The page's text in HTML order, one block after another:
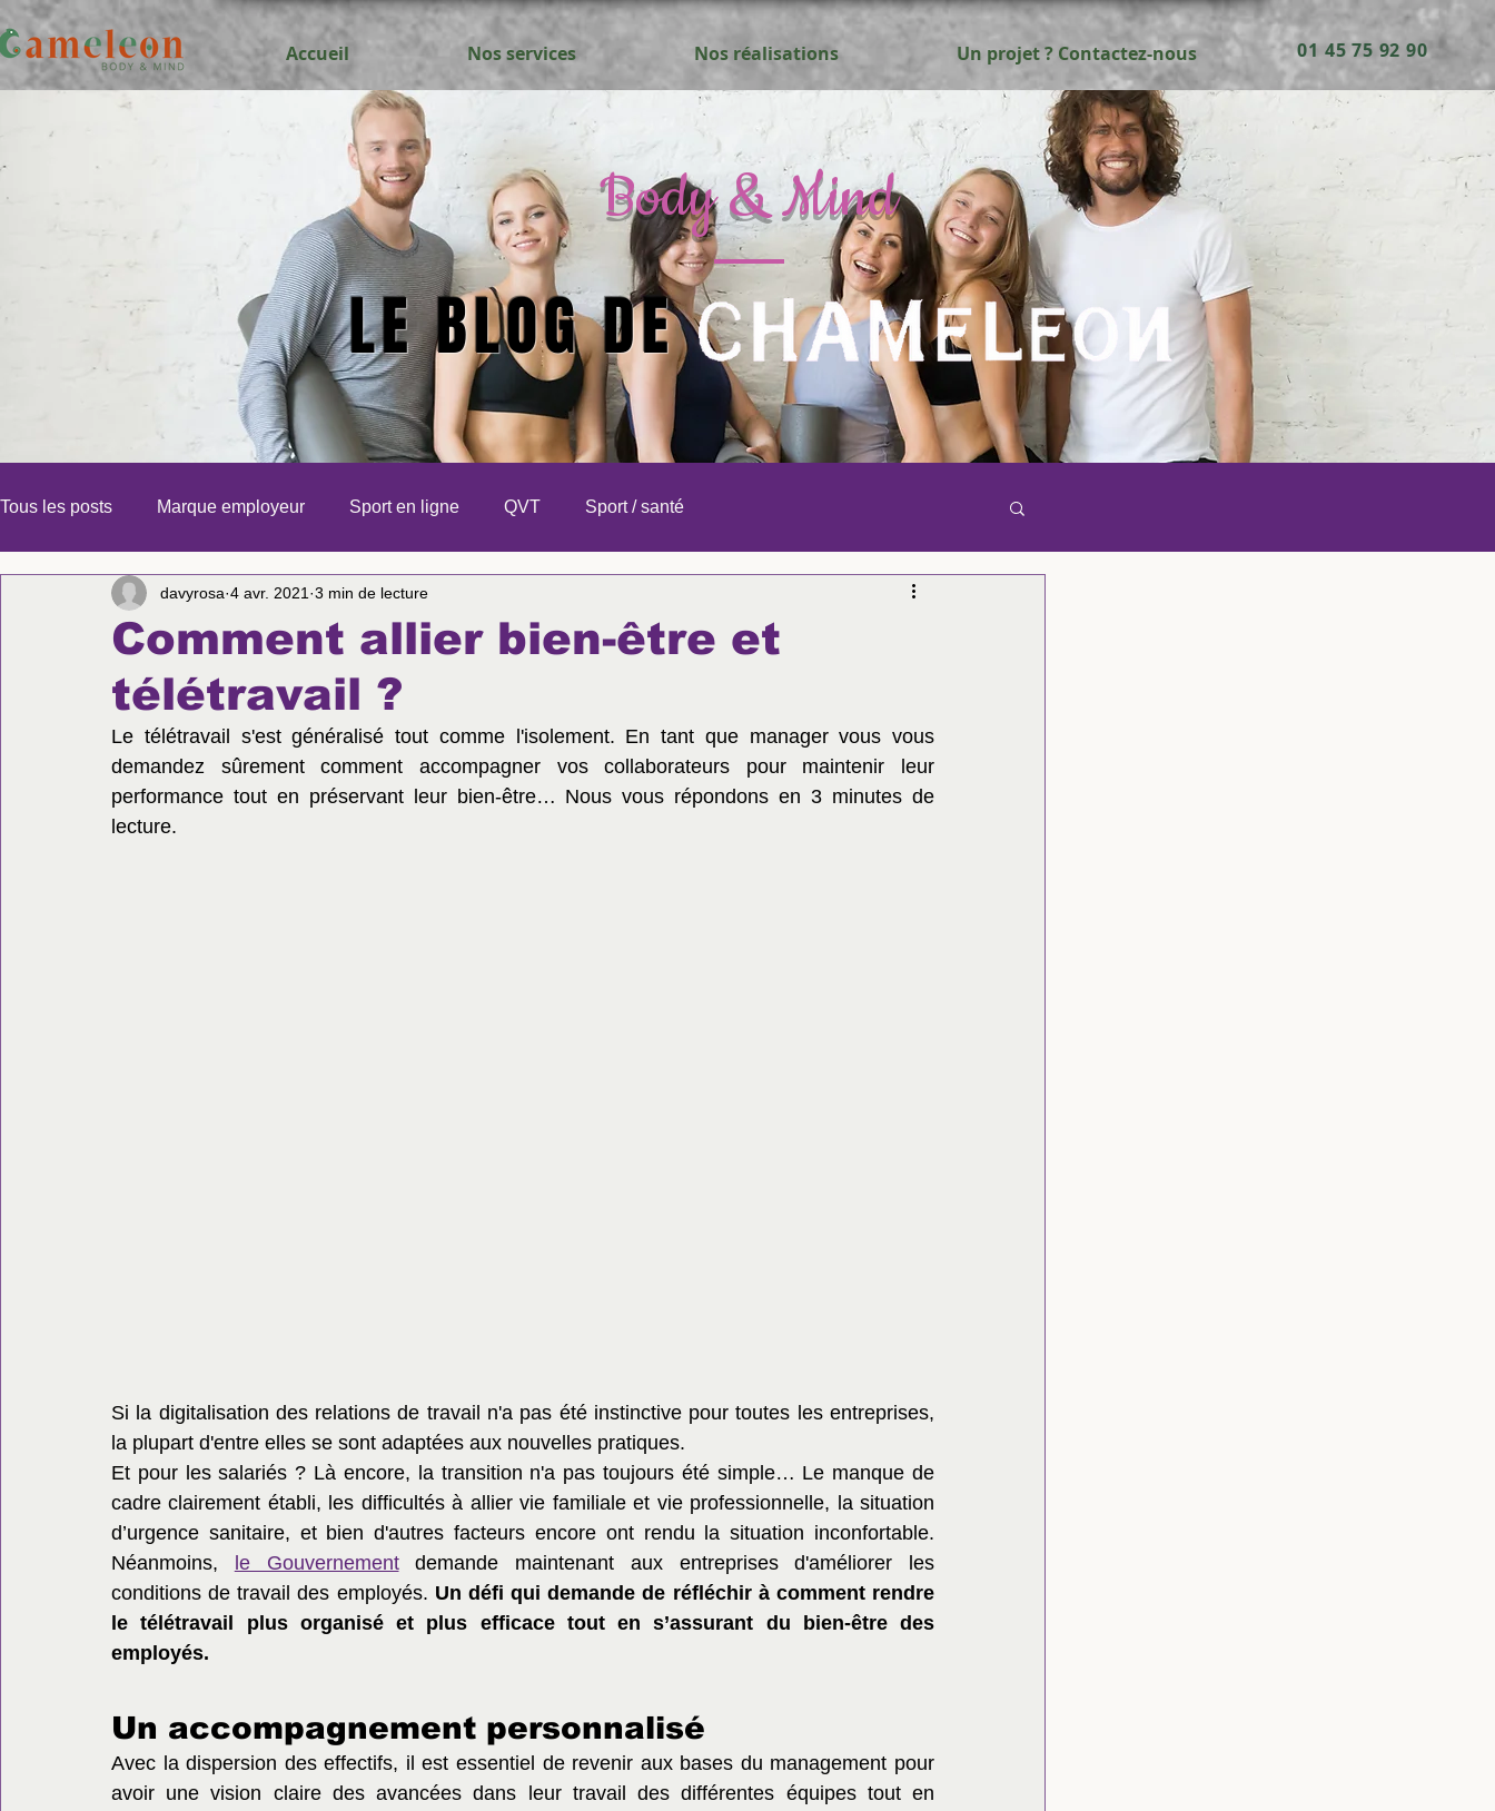
Accueil Nos services Nos réalisations Un projet ? Contactez-nous 01 45 75 92 90
Body & Mind
LE BLOG DE
Tous les posts Marque employeur Sport en ligne QVT Sport / santé
Comment allier bien-être et
télétravail ?
davyrosa 4 avr. 2021 3 min de lecture
Le télétravail s'est généralisé tout comme l'isolement. En tant que manager vous vous
demandez sûrement comment accompagner vos collaborateurs pour maintenir leur
performance tout en préservant leur bien-être… Nous vous répondons en 3 minutes de
lecture.
Si la digitalisation des relations de travail n'a pas été instinctive pour toutes les entreprises,
la plupart d'entre elles se sont adaptées aux nouvelles pratiques.
Et pour les salariés ? Là encore, la transition n'a pas toujours été simple… Le manque de
cadre clairement établi, les difficultés à allier vie familiale et vie professionnelle, la situation
d’urgence sanitaire, et bien d'autres facteurs encore ont rendu la situation inconfortable.
Néanmoins,
le Gouvernement demande maintenant aux entreprises d'améliorer les
conditions de travail des employés. Un défi qui demande de réfléchir à comment rendre
le télétravail plus organisé et plus efficace tout en s’assurant du bien-être des
employés.
Un accompagnement personnalisé
Avec la dispersion des effectifs, il est essentiel de revenir aux bases du management pour
avoir une vision claire des avancées dans leur travail des différentes équipes tout en